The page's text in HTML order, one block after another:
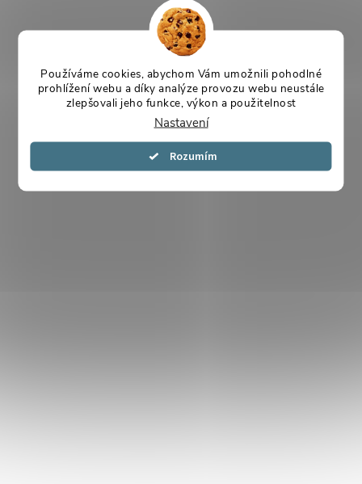
Používáme cookies, abychom Vám umožnili pohodlné
prohlížení webu a díky analýze provozu webu neustále
zlepšovali jeho funkce, výkon a použitelnost
Nastavení
Souhlasím